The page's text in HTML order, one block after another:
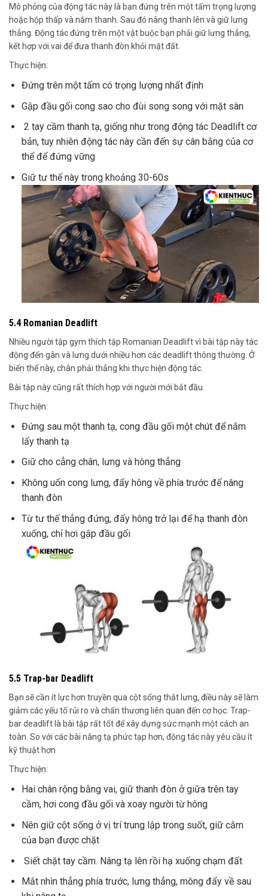
Mô phỏng của động tác này là bạn đứng trên một tấm trọng lượng
hoặc hộp thấp và nắm thanh. Sau đó nâng thanh lên và giữ lưng
thẳng. Động tác đứng trên một vật buộc bạn phải giữ lưng thẳng,
kết hợp với vai để đưa thanh đòn khỏi mặt đất.
Thực hiện:
Đứng trên một tấm có trọng lượng nhất định
Gập đầu gối cong sao cho đùi song song với mặt sàn
2 tay cầm thanh tạ, giống như trong động tác Deadlift cơ
bản, tuy nhiên động tác này cần đến sự cân bằng của cơ
thể để đứng vững
Giữ tư thế này trong khoảng 30-60s
5.4 Romanian Deadlift
Nhiều người tập gym thích tập Romanian Deadlift vì bài tập này tác
động đến gân và lưng dưới nhiều hơn các deadlift thông thường. Ở
biến thể này, chân phải thẳng khi thực hiện động tác.
Bài tập này cũng rất thích hợp với người mới bắt đầu.
Thực hiện:
Đứng sau một thanh tạ, cong đầu gối một chút để nắm
lấy thanh tạ
Giữ cho cẳng chân, lưng và hông thẳng
Không uốn cong lưng, đẩy hông về phía trước để nâng
thanh đòn
Từ tư thế thẳng đứng, đẩy hông trở lại để hạ thanh đòn
xuống, chỉ hơi gập đầu gối
5.5 Trap-bar Deadlift
Bạn sẽ cần ít lực hơn truyền qua cột sống thắt lưng, điều này sẽ làm
giảm các yếu tố rủi ro và chấn thương liên quan đến cơ học. Trap-
bar deadlift là bài tập rất tốt để xây dựng sức mạnh một cách an
toàn. So với các bài nâng tạ phức tạp hơn, động tác này yêu cầu ít
kỹ thuật hơn
Thực hiện:
Hai chân rộng bằng vai, giữ thanh đòn ở giữa trên tay
cầm, hơi cong đầu gối và xoay người từ hông
Nên giữ cột sống ở vị trí trung lập trong suốt, giữ cằm
của bạn được chặt
Siết chặt tay cầm. Nâng tạ lên rồi hạ xuống chạm đất
Mắt nhìn thẳng phía trước, lưng thẳng, mông đẩy về sau